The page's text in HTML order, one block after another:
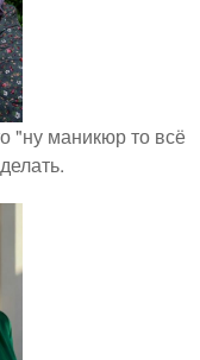
"ну маникюр то всё